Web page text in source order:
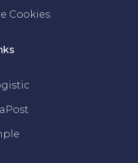
Cookies